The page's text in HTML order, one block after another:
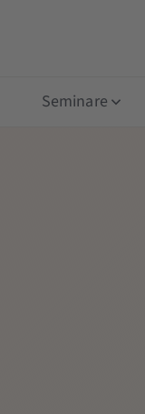
Seminare